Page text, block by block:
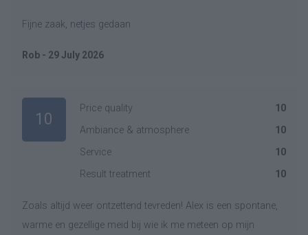
Fijne zaak, netjes gedaan
Rob - 29 July 2026
10
Price quality
10
Ambiance & atmosphere
10
Service
10
Result treatment
10
Zoals altijd weer ontzettend tevreden! Alex is een spontane,
warme en gezellige meid bij wie ik me meteen op mijn